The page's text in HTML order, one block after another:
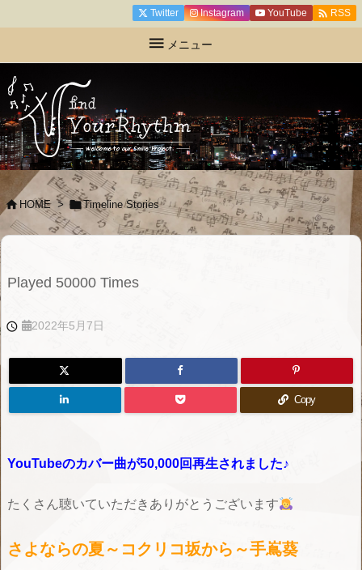
 メニュー
Twitter Instagram YouTube  RSS
 HOME > Timeline Stories
Played 50000 Times
 2022年5月7日
Copy
YouTubeのカバー曲が50,000回再生されました♪
たくさん聴いていただきありがとうございます
さよならの夏～コクリコ坂から～手嶌葵